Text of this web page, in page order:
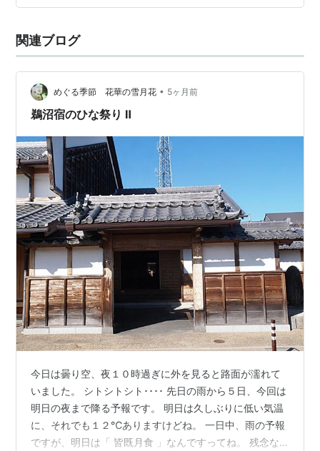
がありましたが、この頃は全くと言えるくらい 見かける
」が多くなってきました。 「 桃の節句 」ということで
「 桃 」のお花を。 「 鵜沼宿 脇本陣 」にて お天気が良
関連ブログ
めぐる季節 花華の雪月花 • 5ヶ月前
鵜沼宿のひな祭り Ⅱ
今日は曇り空、夜１０時過ぎに外を見ると路面が濡れて
いました。 シトシトシト････ 先日の雨から５日、今回は
明日の夜まで降る予報です。 明日は久しぶりに低い気温
に、それでも１２℃ありますけどね。 一日中、雨の予報
ですが、明日は「 皆既月食 」なんですってね。 残念な